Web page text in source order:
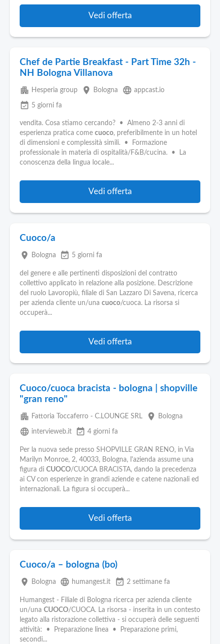
Vedi offerta
Chef de Partie Breakfast - Part Time 32h -
NH Bologna Villanova
apartment Hesperia group place Bologna language appcast.io
event_available 5 giorni fa
vendita. Cosa stiamo cercando? • Almeno 2-3 anni di
esperienza pratica come cuoco, preferibilmente in un hotel
di dimensioni e complessità simili. • Formazione
professionale in materia di ospitalità/F&B/cucina. • La
conoscenza della lingua locale...
Vedi offerta
Cuoco/a
place Bologna event_available 5 giorni fa
del genere e alle pertinenti disposizioni del contratto
collettivo applicato in relazione alla posizione. Descrizione
del ruolo Lavoropiù, filiale di San Lazzaro Di Savena, ricerca
per azienda cliente un/una cuoco/cuoca. La risorsa si
occuperà...
Vedi offerta
Cuoco/cuoca bracista - bologna | shopville
"gran reno"
apartment Fattoria Toccaferro - C.LOUNGE SRL place Bologna
language intervieweb.it event_available 4 giorni fa
Per la nuova sede presso SHOPVILLE GRAN RENO, in Via
Marilyn Monroe, 2, 40033, Bologna, l'azienda assume una
figura di CUOCO/CUOCA BRACISTA, dando la precedenza
ai CV con esperienze in grandi aziende e catene nazionali ed
internazionali. La figura si occuperà...
Vedi offerta
Cuoco/a – bologna (bo)
place Bologna language humangest.it event_available 2 settimane fa
Humangest - Filiale di Bologna ricerca per azienda cliente
un/una CUOCO/CUOCA. La risorsa - inserita in un contesto
legato alla ristorazione collettiva - si occuperà delle seguenti
attività: • Preparazione linea • Preparazione primi,
secondi...